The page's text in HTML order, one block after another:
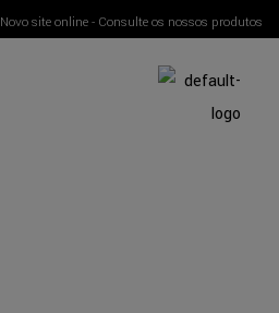
Novo site online - Consulte os nossos produtos